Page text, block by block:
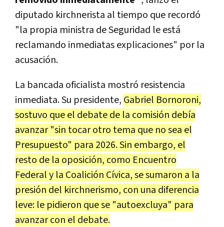
diputado kirchnerista al tiempo que recordó
"la propia ministra de Seguridad le está
reclamando inmediatas explicaciones" por la
acusación.
La bancada oficialista mostró resistencia
inmediata. Su presidente, Gabriel Bornoroni,
sostuvo que el debate de la comisión debía
avanzar "sin tocar otro tema que no sea el
Presupuesto" para 2026. Sin embargo, el
resto de la oposición, como Encuentro
Federal y la Coalición Cívica, se sumaron a la
presión del kirchnerismo, con una diferencia
leve: le pidieron que se "autoexcluya" para
avanzar con el debate.